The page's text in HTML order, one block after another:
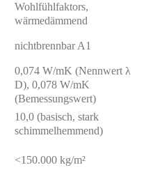
Wohlfühlfaktors,
wärmedämmend
nichtbrennbar A1
0,074 W/mK (Nennwert λ
D), 0,078 W/mK
(Bemessungswert)
10,0 (basisch, stark
schimmelhemmend)
<150.000 kg/m²